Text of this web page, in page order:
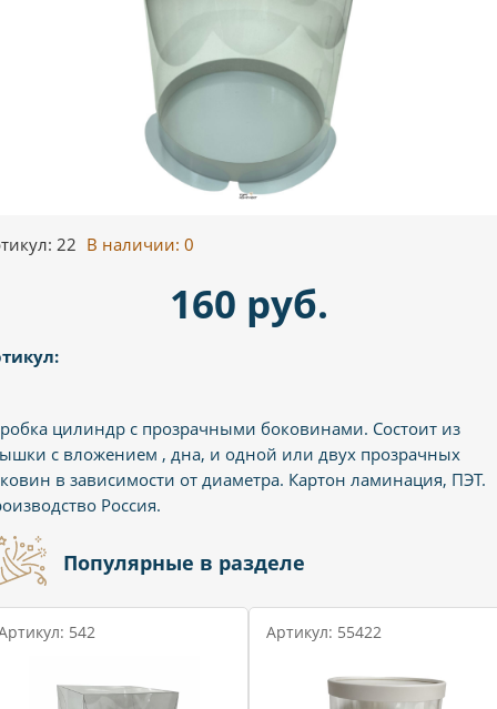
22 В наличии: 0
160 руб.
цилиндр с прозрачными боковинами. Состоит из
с вложением , дна, и одной или двух прозрачных
в зависимости от диаметра. Картон ламинация, ПЭТ.
Россия.
Популярные в разделе
542 Артикул: 55422